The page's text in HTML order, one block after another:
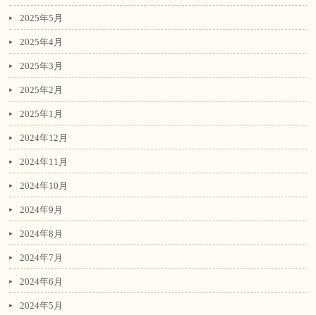
2025年5月
2025年4月
2025年3月
2025年2月
2025年1月
2024年12月
2024年11月
2024年10月
2024年9月
2024年8月
2024年7月
2024年6月
2024年5月